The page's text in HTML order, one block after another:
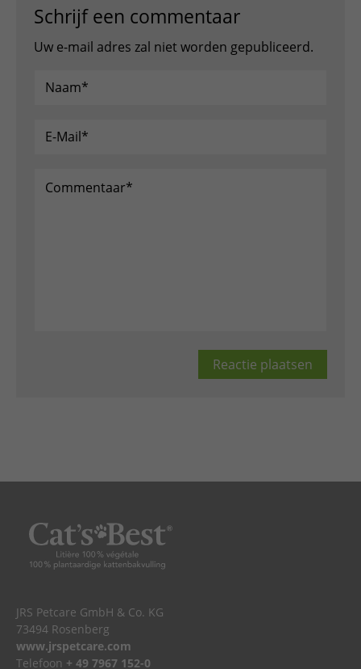
Schrijf een commentaar
Uw e-mail adres zal niet worden gepubliceerd.
JRS Petcare GmbH & Co. KG
73494 Rosenberg
www.jrspetcare.com
Telefoon + 49 7967 152-0